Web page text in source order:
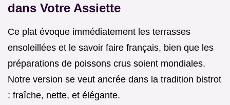
dans Votre Assiette
Ce plat évoque immédiatement les terrasses
ensoleillées et le savoir faire français, bien que les
préparations de poissons crus soient mondiales.
Notre version se veut ancrée dans la tradition bistrot
: fraîche, nette, et élégante.